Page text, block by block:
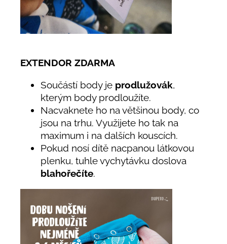
EXTENDOR ZDARMA
Součástí body je prodlužovák,
kterým body prodloužíte.
Nacvaknete ho na většinou body, co
jsou na trhu. Využijete ho tak na
maximum i na dalších kouscích.
Pokud nosí dítě nacpanou látkovou
plenku, tuhle vychytávku doslova
blahořečíte.